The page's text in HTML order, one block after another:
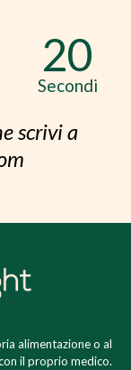
20
Secondi
scrivi a
alimentazione o al
il proprio medico.